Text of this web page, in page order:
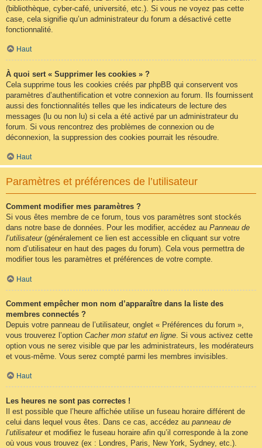
(bibliothèque, cyber-café, université, etc.). Si vous ne voyez pas cette
case, cela signifie qu’un administrateur du forum a désactivé cette
fonctionnalité.
Haut
À quoi sert « Supprimer les cookies » ?
Cela supprime tous les cookies créés par phpBB qui conservent vos
paramètres d’authentification et votre connexion au forum. Ils fournissent
aussi des fonctionnalités telles que les indicateurs de lecture des
messages (lu ou non lu) si cela a été activé par un administrateur du
forum. Si vous rencontrez des problèmes de connexion ou de
déconnexion, la suppression des cookies pourrait les résoudre.
Haut
Paramètres et préférences de l’utilisateur
Comment modifier mes paramètres ?
Si vous êtes membre de ce forum, tous vos paramètres sont stockés
dans notre base de données. Pour les modifier, accédez au Panneau de
l’utilisateur(généralement ce lien est accessible en cliquant sur votre
nom d’utilisateur en haut des pages du forum). Cela vous permettra de
modifier tous les paramètres et préférences de votre compte.
Haut
Comment empêcher mon nom d’apparaître dans la liste des
membres connectés ?
Depuis votre panneau de l’utilisateur, onglet « Préférences du forum »,
vous trouverez l’option Cacher mon statut en ligne . Si vous activez cette
option vous ne serez visible que par les administrateurs, les modérateurs
et vous-même. Vous serez compté parmi les membres invisibles.
Haut
Les heures ne sont pas correctes !
Il est possible que l’heure affichée utilise un fuseau horaire différent de
celui dans lequel vous êtes. Dans ce cas, accédez au panneau de
l’utilisateuret modifiez le fuseau horaire afin qu’il corresponde à la zone
où vous vous trouvez (ex : Londres, Paris, New York, Sydney, etc.).